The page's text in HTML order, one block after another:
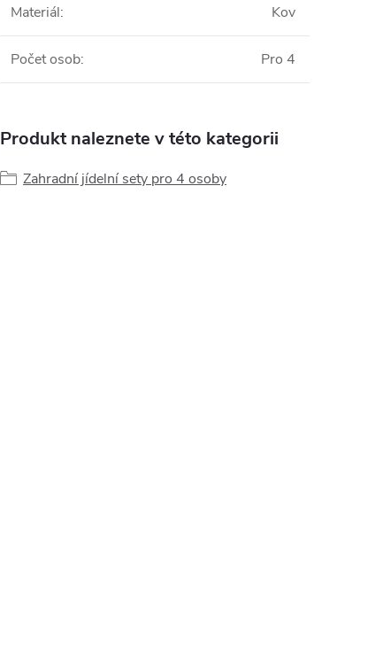
Materiál: Kov
Počet osob: Pro 4
Produkt naleznete v této kategorii
Zahradní jídelní sety pro 4 osoby